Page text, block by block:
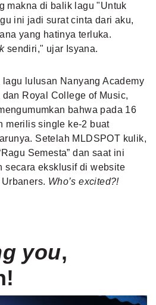
makna di balik lagu "Untuk
ini jadi surat cinta dari aku,
yang hatinya terluka.
sendiri," ujar Isyana.
lulusan Nanyang Academy
Royal College of Music,
bahwa pada 16
merilis single ke-2 buat
Setelah MLDSPOT kulik,
Semesta” dan saat ini
secara eksklusif di website
Who’s excited?!
you,